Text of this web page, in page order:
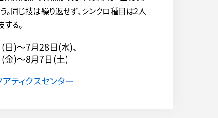
同じ技は繰り返せず、シンクロ種目は2人
る。
日)～7月28日(水)、
金)～8月7日(土)
ティクスセンター